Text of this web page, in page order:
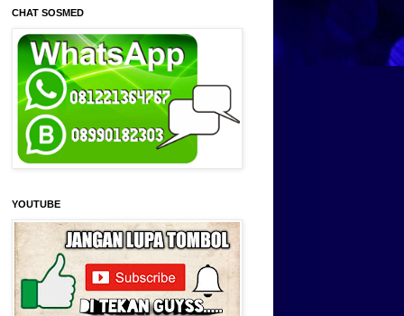
CHAT SOSMED
YOUTUBE